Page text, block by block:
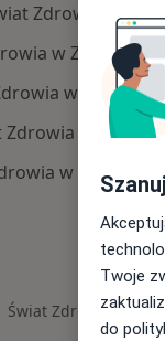
Zdrowia w
w Zabrzu
w Zabrzu
Zdrowia w Zabrzu
w Zabrzu
Specjaliści w
Świat Zdrowia
Twoje
do